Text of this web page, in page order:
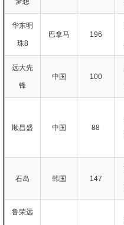
华东明
珠8
巴拿马 196
远大先
锋
中国 100
顺昌盛 中国 88
石岛 韩国 147
鲁荣远